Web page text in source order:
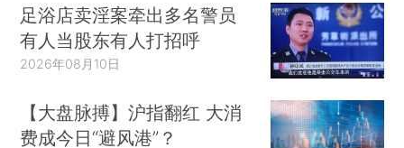
足浴店卖淫案牵出多名警员
有人当股东有人打招呼
2026年08月10日
【大盘脉搏】沪指翻红 大消
费成今日“避风港”？